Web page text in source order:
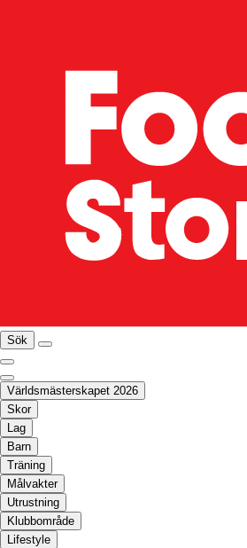
Sök
Världsmästerskapet 2026
Skor
Lag
Barn
Träning
Målvakter
Utrustning
Klubbområde
Lifestyle